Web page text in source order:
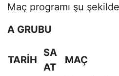
Maç programı şu
A GRUBU
TARİH
SA
AT
MAÇ